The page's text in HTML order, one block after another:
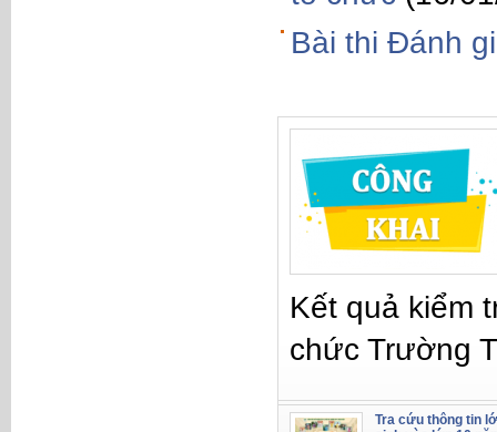
Bài thi Đánh
Kết quả kiểm
chức Trường
Tra cứu thông tin